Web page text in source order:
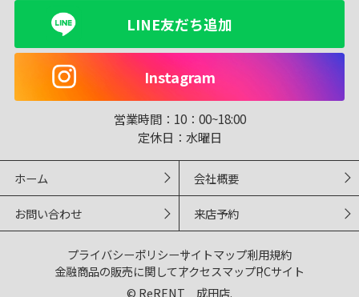
LINE友だち追加
Instagram
営業時間： 10：00~18:00
定休日： 水曜日
ホーム 会社概要
お問い合わせ 来店予約
プライバシーポリシーサイトマップ利用規約
金融商品の販売に関してアクセスマップPCサイト
© ReRENT 成田店.